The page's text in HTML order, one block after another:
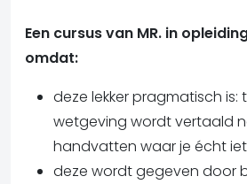
Een cursus van MR. in
omdat:
deze lekker pragmatisch is:
wetgeving wordt vertaald
handvatten waar je écht
deze wordt gegeven door